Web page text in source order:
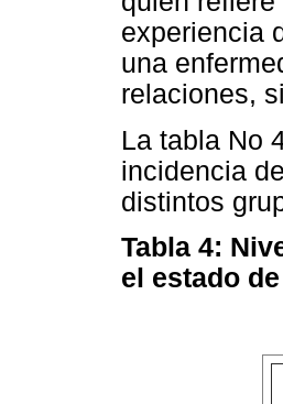
experiencia
una
relaciones,
La tabla No
incidencia
distintos
Tabla 4:
el estado